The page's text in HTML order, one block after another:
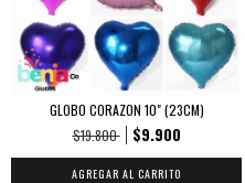
GLOBO CORAZON 10" (23CM)
$19.800
$9.900
AGREGAR AL CARRITO